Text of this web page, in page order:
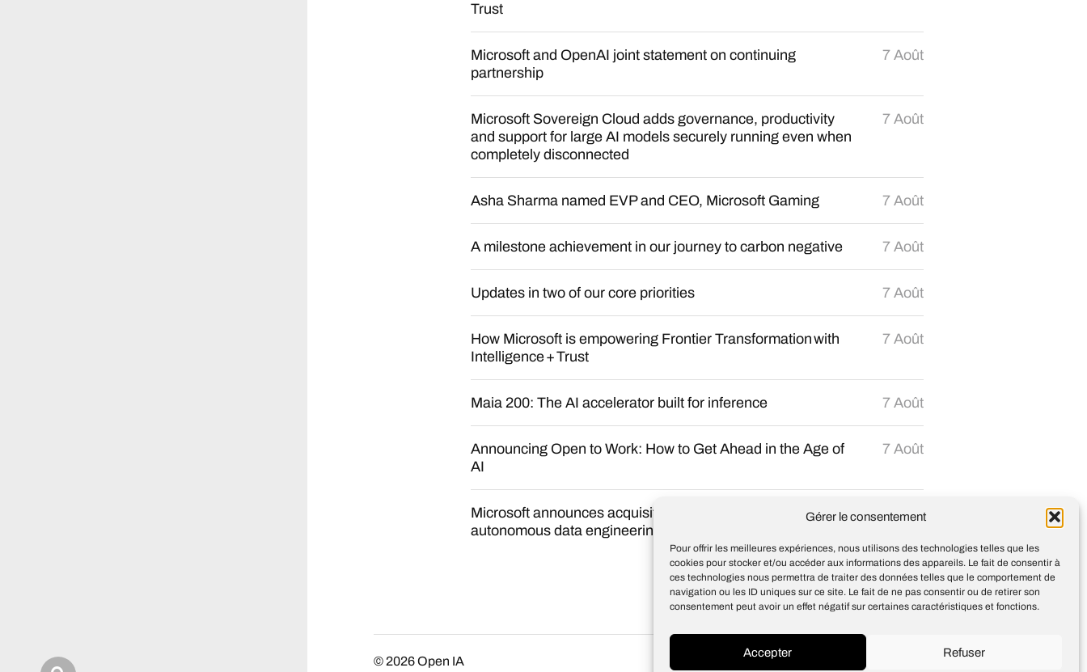
Gérer le consentement
Pour offrir les meilleures expériences, nous utilisons des technologies telles que les
cookies pour stocker et/ou accéder aux informations des appareils. Le fait de consentir à
ces technologies nous permettra de traiter des données telles que le comportement de
navigation ou les ID uniques sur ce site. Le fait de ne pas consentir ou de retirer son
consentement peut avoir un effet négatif sur certaines caractéristiques et fonctions.
Accepter Refuser
Trust
Microsoft and OpenAI joint statement on continuing
partnership
7 Août
Microsoft Sovereign Cloud adds governance, productivity
and support for large AI models securely running even when
completely disconnected
7 Août
Asha Sharma named EVP and CEO, Microsoft Gaming 7 Août
A milestone achievement in our journey to carbon negative 7 Août
Updates in two of our core priorities 7 Août
How Microsoft is empowering Frontier Transformation with
Intelligence + Trust
7 Août
Maia 200: The AI accelerator built for inference 7 Août
Announcing Open to Work: How to Get Ahead in the Age of
AI
7 Août
Microsoft announces acquisition of Osmos to accelerate
autonomous data engineering in Fabric
7 Août
© 2026Open IA Jean-Louis Maso